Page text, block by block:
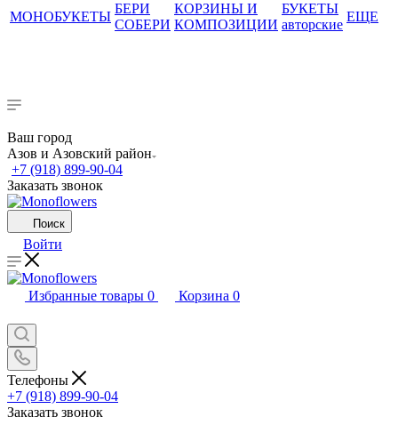
МОНОБУКЕТЫ
БЕРИ
СОБЕРИ
КОРЗИНЫ И
КОМПОЗИЦИИ
БУКЕТЫ
авторские
ЕЩЕ
Ваш город
Азов и Азовский район
+7 (918) 899-90-04
Заказать звонок
Поиск
Войти
Избранные товары 0 Корзина 0
Телефоны
+7 (918) 899-90-04
Заказать звонок